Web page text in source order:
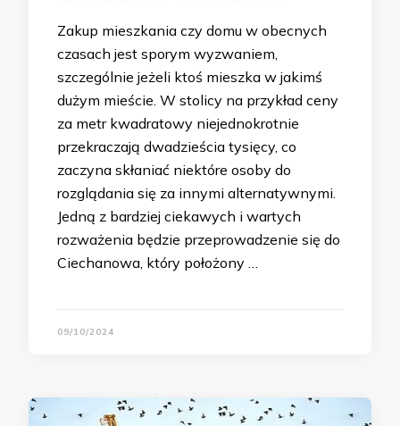
Zakup mieszkania czy domu w obecnych
czasach jest sporym wyzwaniem,
szczególnie jeżeli ktoś mieszka w jakimś
dużym mieście. W stolicy na przykład ceny
za metr kwadratowy niejednokrotnie
przekraczają dwadzieścia tysięcy, co
zaczyna skłaniać niektóre osoby do
rozglądania się za innymi alternatywnymi.
Jedną z bardziej ciekawych i wartych
rozważenia będzie przeprowadzenie się do
Ciechanowa, który położony …
09/10/2024